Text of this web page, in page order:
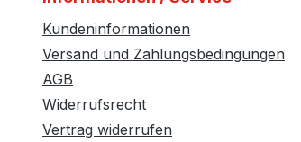
Kundeninformationen
Versand und Zahlungsbedingungen
AGB
Widerrufsrecht
Vertrag widerrufen